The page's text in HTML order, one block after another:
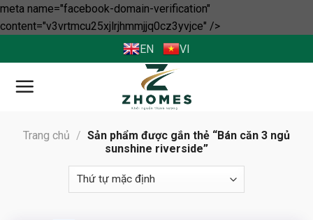
meta name="facebook-domain-verification"
content="v3vrtmcu25xjlrjhmmjjq0cz3yvjce" />Skip
content
EN VI
Trang chủ / Sản phẩm được gắn thẻ “Bán căn 3 ngủ
sunshine riverside”